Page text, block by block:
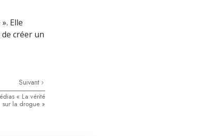
Elle
créer un
Suivant
« La vérité
sur la drogue »